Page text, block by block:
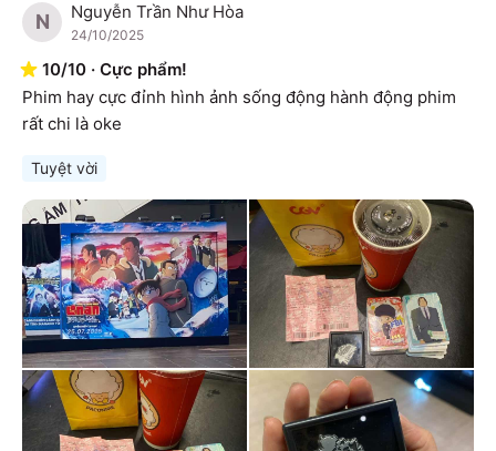
N Nguyễn Trần Như Hòa
24/10/2025
10/10 · Cực phẩm!
Phim hay cực đỉnh hình ảnh sống động hành động phim
rất chi là oke
Tuyệt vời